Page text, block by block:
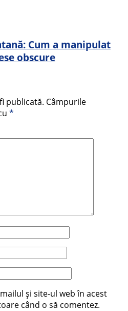
Cum a manipulat
obscure
publicată. Câmpurile
*
și site-ul web în acest
când o să comentez.